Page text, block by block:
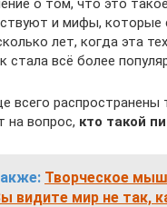
и мифы, которые
лет, когда эта
стала всё более
всего распространены
вопрос, кто такой
Творческое
видите мир не так,